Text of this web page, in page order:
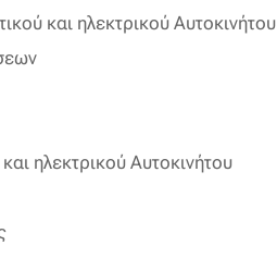
και ηλεκτρικού Αυτοκινήτου
ηλεκτρικού Αυτοκινήτου